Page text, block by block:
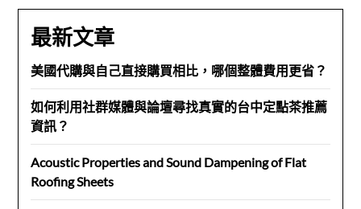
最新文章
美國代購與自己直接購買相比，哪個整體費用更省？
如何利用社群媒體與論壇尋找真實的台中定點茶推薦
資訊？
Acoustic Properties and Sound Dampening of Flat
Roofing Sheets